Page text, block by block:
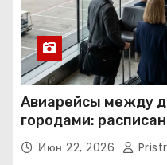
Авиарейсы между
городами:
тарифные условия
Июн 22, 2026